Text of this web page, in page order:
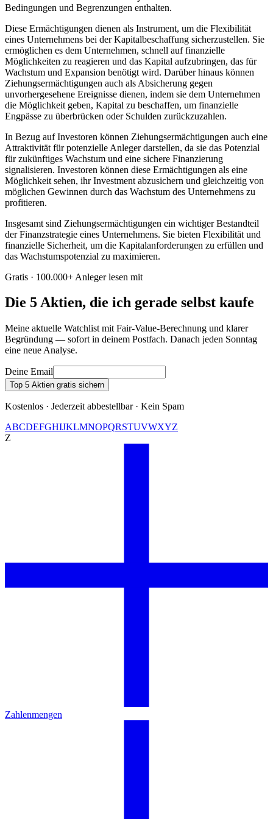
Bedingungen und Begrenzungen enthalten.
Diese Ermächtigungen dienen als Instrument, um die Flexibilität
eines Unternehmens bei der Kapitalbeschaffung sicherzustellen. Sie
ermöglichen es dem Unternehmen, schnell auf finanzielle
Möglichkeiten zu reagieren und das Kapital aufzubringen, das für
Wachstum und Expansion benötigt wird. Darüber hinaus können
Ziehungsermächtigungen auch als Absicherung gegen
unvorhergesehene Ereignisse dienen, indem sie dem Unternehmen
die Möglichkeit geben, Kapital zu beschaffen, um finanzielle
Engpässe zu überbrücken oder Schulden zurückzuzahlen.
In Bezug auf Investoren können Ziehungsermächtigungen auch eine
Attraktivität für potenzielle Anleger darstellen, da sie das Potenzial
für zukünftiges Wachstum und eine sichere Finanzierung
signalisieren. Investoren können diese Ermächtigungen als eine
Möglichkeit sehen, ihr Investment abzusichern und gleichzeitig von
möglichen Gewinnen durch das Wachstum des Unternehmens zu
profitieren.
Insgesamt sind Ziehungsermächtigungen ein wichtiger Bestandteil
der Finanzstrategie eines Unternehmens. Sie bieten Flexibilität und
finanzielle Sicherheit, um die Kapitalanforderungen zu erfüllen und
das Wachstumspotenzial zu maximieren.
Gratis · 100.000+ Anleger lesen mit
Die 5 Aktien, die ich gerade selbst kaufe
Meine aktuelle Watchlist mit Fair-Value-Berechnung und klarer
Begründung — sofort in deinem Postfach. Danach jeden Sonntag
eine neue Analyse.
Deine Email
Top 5 Aktien gratis sichern
Kostenlos · Jederzeit abbestellbar · Kein Spam
ABCDEFGHIJKLMNOPQRSTUVWXYZ
Z
Zahlenmengen